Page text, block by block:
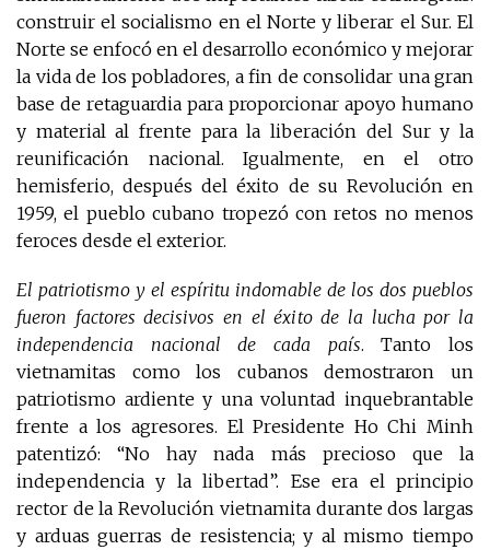
construir el socialismo en el Norte y liberar el Sur. El
Norte se enfocó en el desarrollo económico y mejorar
la vida de los pobladores, a fin de consolidar una gran
base de retaguardia para proporcionar apoyo humano
y material al frente para la liberación del Sur y la
reunificación nacional. Igualmente, en el otro
hemisferio, después del éxito de su Revolución en
1959, el pueblo cubano tropezó con retos no menos
feroces desde el exterior.
El patriotismo y el espíritu indomable de los dos pueblos
fueron factores decisivos en el éxito de la lucha por la
independencia nacional de cada país. Tanto los
vietnamitas como los cubanos demostraron un
patriotismo ardiente y una voluntad inquebrantable
frente a los agresores. El Presidente Ho Chi Minh
patentizó: “No hay nada más precioso que la
independencia y la libertad”. Ese era el principio
rector de la Revolución vietnamita durante dos largas
y arduas guerras de resistencia; y al mismo tiempo